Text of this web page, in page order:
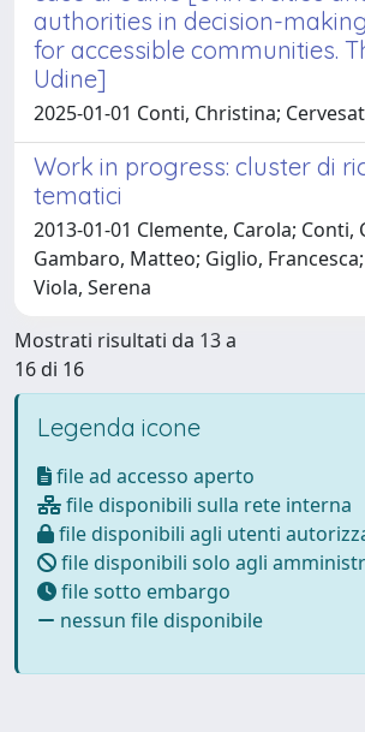
authorities in decision-
for accessible communities.
Udine]
2025-01-01 Conti, Christina;
Work in progress: cluster di
tematici
2013-01-01 Clemente, Carola; Conti,
Gambaro, Matteo; Giglio,
Viola, Serena
Mostrati risultati da 13 a
16 di 16
Legenda icone
file ad accesso aperto
file disponibili sulla rete interna
file disponibili agli utenti
file disponibili solo agli
file sotto embargo
nessun file disponibile